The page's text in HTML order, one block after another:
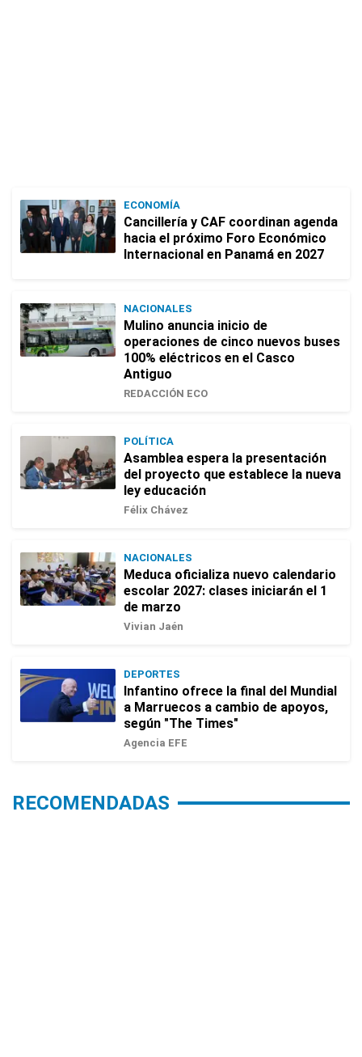
ECONOMÍA
Cancillería y CAF coordinan agenda
hacia el próximo Foro Económico
Internacional en Panamá en 2027
NACIONALES
Mulino anuncia inicio de
operaciones de cinco nuevos buses
100% eléctricos en el Casco
Antiguo
REDACCIÓN ECO
POLÍTICA
Asamblea espera la presentación
del proyecto que establece la nueva
ley educación
Félix Chávez
NACIONALES
Meduca oficializa nuevo calendario
escolar 2027: clases iniciarán el 1
de marzo
Vivian Jaén
DEPORTES
Infantino ofrece la final del Mundial
a Marruecos a cambio de apoyos,
según "The Times"
Agencia EFE
RECOMENDADAS